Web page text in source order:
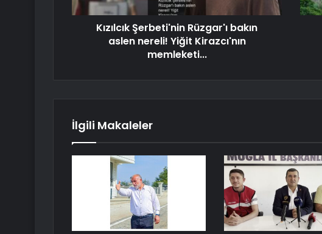
Kızılcık Şerbeti'nin Rüzgar'ı bakın
aslen nereli! Yiğit Kirazcı'nın
memleketi...
İlgili Makaleler